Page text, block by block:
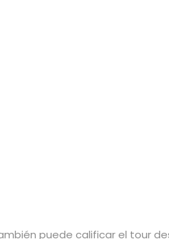
puede calificar el tour